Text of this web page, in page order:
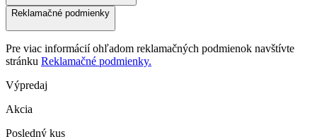
Reklamačné podmienky
Pre viac informácií ohľadom reklamačných podmienok navštívte
stránku Reklamačné podmienky.
Výpredaj
Akcia
Posledný kus